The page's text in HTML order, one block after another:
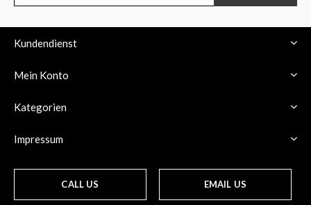
Kundendienst
Mein Konto
Kategorien
Impressum
CALL US EMAIL US